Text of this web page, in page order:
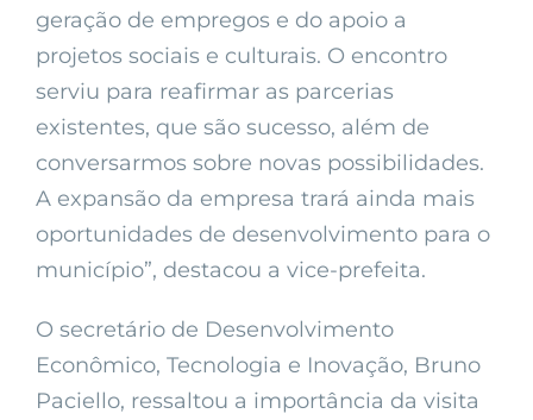
geração de empregos e do apoio a
projetos sociais e culturais. O encontro
serviu para reafirmar as parcerias
existentes, que são sucesso, além de
conversarmos sobre novas possibilidades.
A expansão da empresa trará ainda mais
oportunidades de desenvolvimento para o
município”, destacou a vice-prefeita.
O secretário de Desenvolvimento
Econômico, Tecnologia e Inovação, Bruno
Paciello, ressaltou a importância da visita